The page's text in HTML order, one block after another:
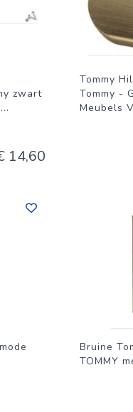
zwart
...
14,60
Tommy
Tommy -
Meubels
Bruine
TOMMY